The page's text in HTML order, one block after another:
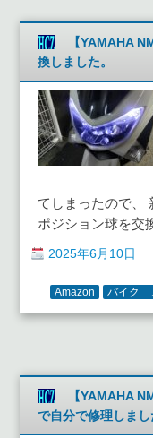
【YAMAHA
換しました。
てしまったので、
ポジション球を交
2025年6月10日
Amazon バイク
【YAMAHA
で自分で修理しまし